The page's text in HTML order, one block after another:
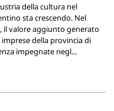
della cultura nel
sta crescendo. Nel
il valore aggiunto generato
imprese della provincia di
impegnate negl...